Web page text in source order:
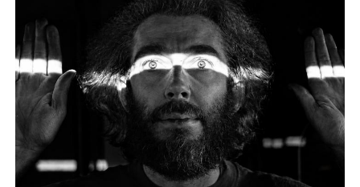
Гравитация
Gravity, 2013
Престиж
Prestige,2006
Грань
Edge of
Главные темы